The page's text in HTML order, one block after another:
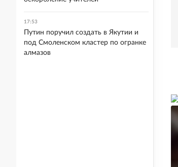
17:53
Путин поручил создать в Якутии и
под Смоленском кластер по огранке
алмазов